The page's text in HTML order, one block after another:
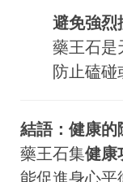
避免強烈
藥王石是
防止磕碰
結語：健康的
藥王石集健康
能促進身心平